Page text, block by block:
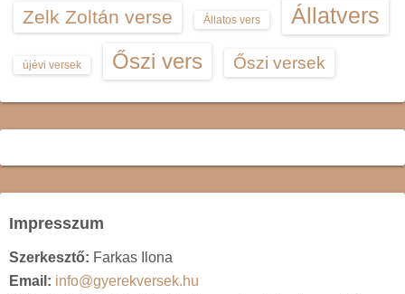
Zelk Zoltán verse Állatos vers Állatvers
újévi versek Őszi vers Őszi versek
Impresszum
Szerkesztő: Farkas Ilona
Email: info@gyerekversek.hu